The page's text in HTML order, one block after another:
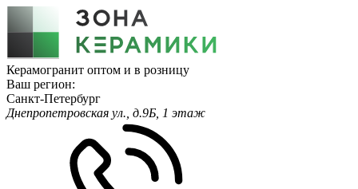
Керамогранит оптом и в розницу
Ваш регион:
Санкт-Петербург
Днепропетровская ул., д.9Б, 1 этаж